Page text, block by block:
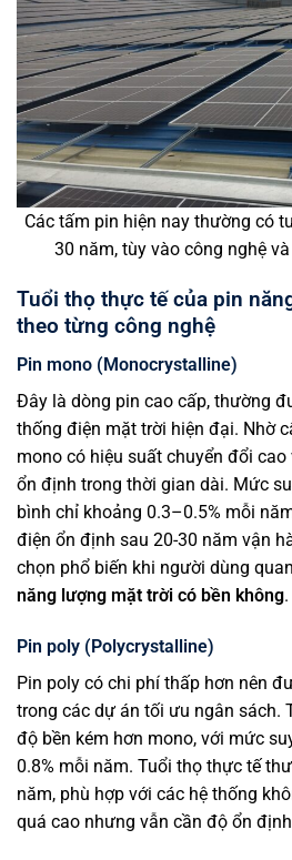
Các tấm pin hiện nay thường có
30 năm, tùy vào công nghệ
Tuổi thọ thực tế của pin
theo từng công nghệ
Pin mono (Monocrystalline)
Đây là dòng pin cao cấp, thường
thống điện mặt trời hiện đại. Nhờ
mono có hiệu suất chuyển đổi
ổn định trong thời gian dài. Mức
bình chỉ khoảng 0.3–0.5% mỗi
điện ổn định sau 20-30 năm vận
chọn phổ biến khi người dùng
năng lượng mặt trời có bền không.
Pin poly (Polycrystalline)
Pin poly có chi phí thấp hơn nên
trong các dự án tối ưu ngân sách.
độ bền kém hơn mono, với mức
0.8% mỗi năm. Tuổi thọ thực tế
năm, phù hợp với các hệ thống
quá cao nhưng vẫn cần độ ổn